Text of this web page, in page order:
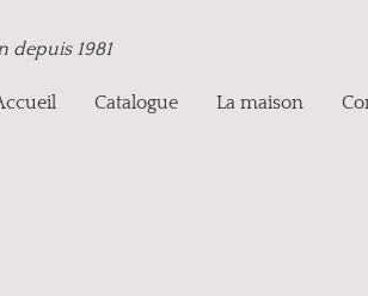
depuis 1981
Catalogue La maison